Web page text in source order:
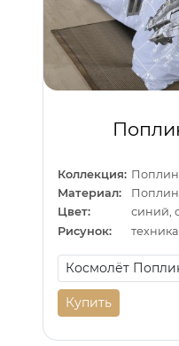
Коллекция: Поплин
Материал:
Поплин
Цвет:
синий,
Рисунок:
техника
Купить